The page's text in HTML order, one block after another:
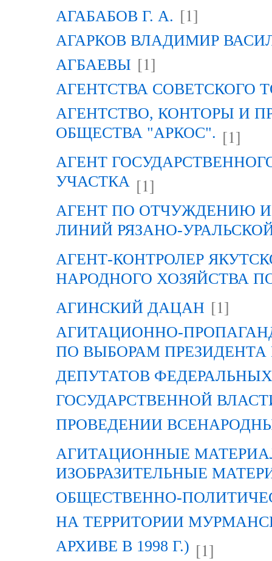
АГАБАБОВ Г. А. [1]
АГАРКОВ ВЛАДИМИР
АГБАЕВЫ [1]
АГЕНТСТВА СОВЕТСКОГО
АГЕНТСТВО, КОНТОРЫ И
ОБЩЕСТВА "АРКОС". [1]
АГЕНТ
УЧАСТКА [1]
АГЕНТ ПО ОТЧУЖДЕНИЮ
ЛИНИЙ РЯЗАНО-
АГЕНТ-КОНТРОЛЕР
НАРОДНОГО ХОЗЯЙСТВА
АГИНСКИЙ ДАЦАН [1]
АГИТАЦИОННО-
ПО ВЫБОРАМ
ДЕПУТАТОВ
ГОСУДАРСТВЕННОЙ
ПРОВЕДЕНИИ
АГИТАЦИОННЫЕ
ИЗОБРАЗИТЕЛЬНЫЕ
ОБЩЕСТВЕННО-
НА ТЕРРИТОРИИ
АРХИВЕ В 1998 Г.) [1]